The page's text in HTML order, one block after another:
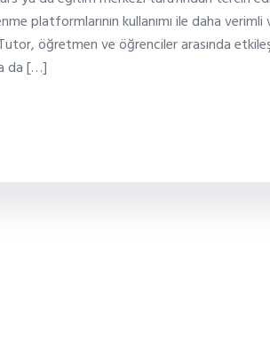
platformlarının kullanımı ile daha
öğretmen ve öğrenciler arasında
da […]